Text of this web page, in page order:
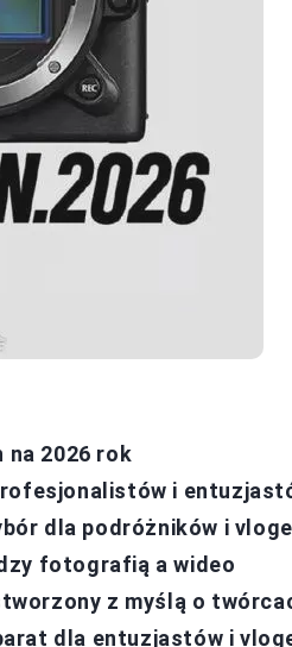
2026 rok
i
dla podróżników i
fotografią a wideo
z myślą o
dla entuzjastów i